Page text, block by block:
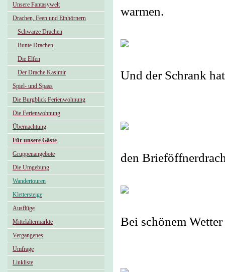
Unsere Fantasywelt
Drachen, Feen und Einhörnern
Schwarze Drachen
Bunte Drachen
Die Elfen
Der Drache Kasimir
Spiel- und Spass
Die Burgblick Ferienwohnung
Die Ferienwohnung
Übernachtung
Für unsere Gäste
Gruppenangebote
Die Umgebung
Wandertouren
Klettersteige
Ausflüge
Mittelaltermärkte
Vergangenes
Umfrage
Linkliste
warmen.
Und der Schrank
den
Bei schönem